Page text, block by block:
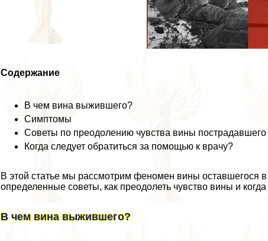
Содержание
В чем вина выжившего?
Симптомы
Советы по преодолению чувства вины пострадавшего
Когда следует обратиться за помощью к врачу?
В этой статье мы рассмотрим феномен вины оставшегося
определенные советы, как преодолеть чувство вины и когда
В чем вина выжившего?